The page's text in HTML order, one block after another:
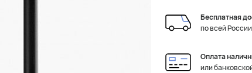
Бесплатная
по всей России
Оплата
или